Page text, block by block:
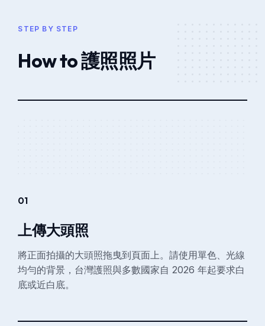
STEP BY STEP
How to 護照照片
01
上傳大頭照
將正面拍攝的大頭照拖曳到頁面上。請使用單色、光線
均勻的背景，台灣護照與多數國家自 2026 年起要求白
底或近白底。